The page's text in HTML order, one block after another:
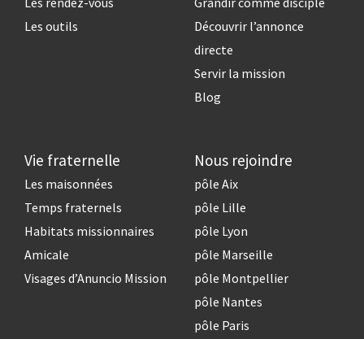
Les outils
Découvrir l’annonce
directe
Servir la mission
Blog
Vie fraternelle
Les maisonnées
Temps fraternels
Habitats missionnaires
Amicale
Visages d’Anuncio Mission
Nous rejoindre
pôle Aix
pôle Lille
pôle Lyon
pôle Marseille
pôle Montpellier
pôle Nantes
pôle Paris